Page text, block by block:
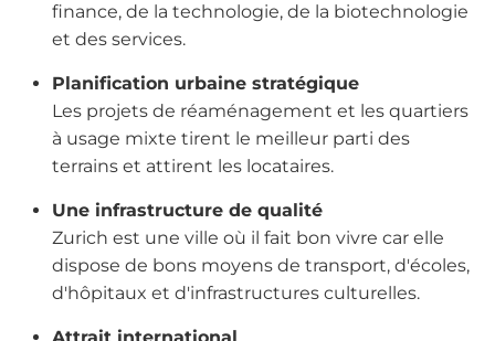
finance, de la technologie, de la biotechnologie
et des services.
Planification urbaine stratégique
Les projets de réaménagement et les quartiers
à usage mixte tirent le meilleur parti des
terrains et attirent les locataires.
Une infrastructure de qualité
Zurich est une ville où il fait bon vivre car elle
dispose de bons moyens de transport, d'écoles,
d'hôpitaux et d'infrastructures culturelles.